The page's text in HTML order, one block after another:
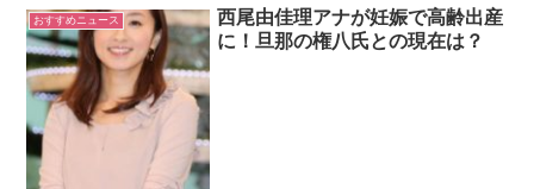
おすすめニュース
西尾由佳理アナが妊娠で高齢出産
に！旦那の権八氏との現在は？